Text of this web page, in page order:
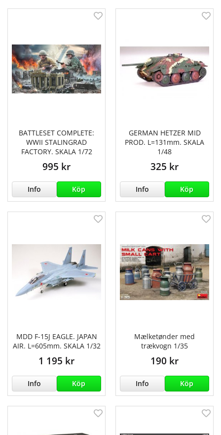
BATTLESET COMPLETE:
WWII STALINGRAD
FACTORY. SKALA 1/72
995 kr
Info Köp
GERMAN HETZER MID
PROD. L=131mm. SKALA
1/48
325 kr
Info Köp
MDD F-15J EAGLE. JAPAN
AIR. L=605mm. SKALA 1/32
1 195 kr
Info Köp
Mælketønder med
trækvogn 1/35
190 kr
Info Köp